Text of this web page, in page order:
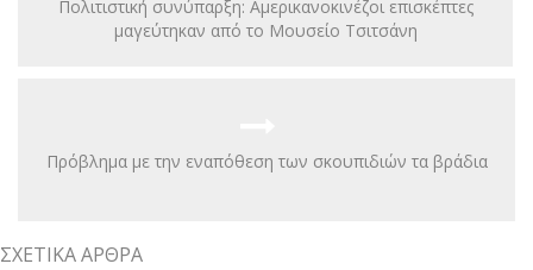
Πολιτιστική συνύπαρξη: Αμερικανοκινέζοι επισκέπτες
μαγεύτηκαν από το Μουσείο Τσιτσάνη
Πρόβλημα με την εναπόθεση των σκουπιδιών τα βράδια
ΣΧΕΤΙΚΆ ΆΡΘΡΑ